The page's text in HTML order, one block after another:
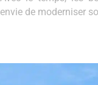
envie de moderniser